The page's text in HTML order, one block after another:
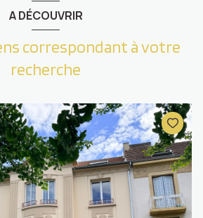
A DÉCOUVRIR
correspondant à votre
recherche